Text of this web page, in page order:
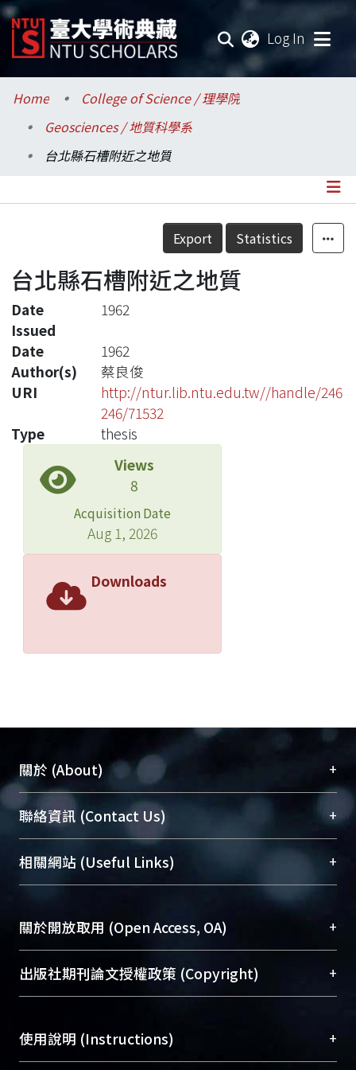
Log In
Communities & Collections
Research Outputs
Statistics
Home
College of Science / 理學院
Geosciences / 地質科學系
台北縣石槽附近之地質
Details
Export Statistics
台北縣石槽附近之地質
Date
Issued
1962
Date
1962
Author(s)
蔡良俊
URI
http://ntur.lib.ntu.edu.tw//handle/246
246/71532
Type
thesis
Views
8
Acquisition Date
Aug 1, 2026
Downloads
關於 (About) +
臺大位居世界頂尖大學之列，為永久珍藏及向國際
展現本校豐碩的研究成果及學術能量，圖書館整合
機構典藏（NTUR）與學術庫（AH）不同功能平
台，成為臺大學術典藏NTU scholars。期能整合研
究能量、促進交流合作、保存學術產出、推廣研究
成果。
To permanently archive and promote researcher
profiles and scholarly works, Library integrates the
services of “NTU Repository” with “Academic
聯絡資訊 (Contact Us) +
總館學科館員(Main Library)
醫學圖書館學科館員(Medical Library)
(Social
Sciences Library)
相關網站 (Useful Links) +
關於開放取用 (Open Access, OA) +
開放取用是從使用者角度提升資訊取用性的社會運
動，應用在學術研究上是透過將研究著作公開供使
用逐年攀升。同時可加速研究發展、提升研究影響
出版社期刊論文授權政策 (Copyright) +
含部分內容的版權非匯入者所有，或由第三方贊
助與合作完成，請確認該版權所有者及第三方同
使用說明 (Instructions) +